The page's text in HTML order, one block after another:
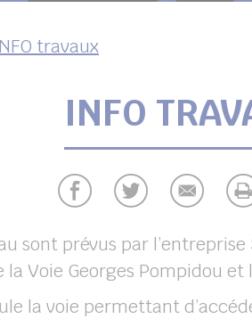
travaux
INFO
sont prévus par
Voie Georges Pompidou et
la voie permettant